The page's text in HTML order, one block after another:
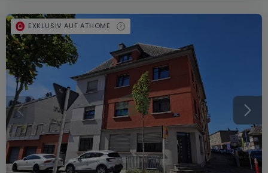
EXKLUSIV AUF ATHOME